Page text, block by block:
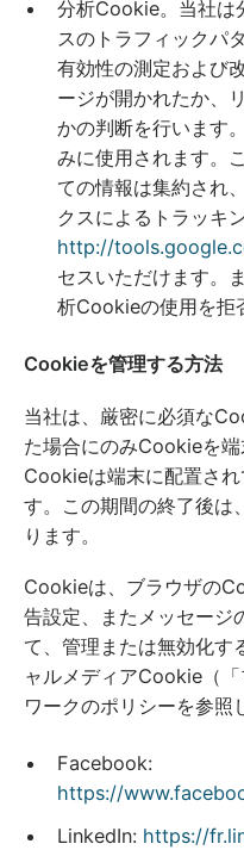
分析Cookie。当社は
スのトラフィックパ
有効性の測定および
ージが開かれたか、
かの判断を行います
みに使用されます。
ての情報は集約され
クスによるトラッキ
http://
セスいただけます。
析Cookieの使用を拒
Cookieを管理する方法
当社は、厳密に必須な
た場合にのみCookieを
Cookieは端末に配置さ
す。この期間の終了後は
ります。
Cookieは、ブラウザの
告設定、またメッセージ
て、管理または無効化す
ャルメディアCookie（
ワークのポリシーを参照
Facebook:
https://
LinkedIn: https://